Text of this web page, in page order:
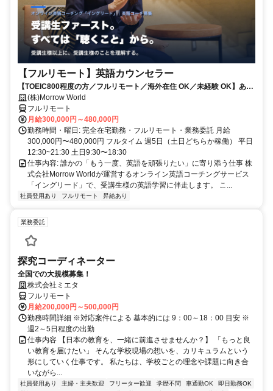
【フルリモート】英語カウンセラー
【TOEIC800程度の方／フルリモート／海外在住 OK／未経験 OK】あな
たが英語学習で経験した失敗も成功も。すべてが、受講生の人生を変え
るお仕事です。
(株)Morrow World
フルリモート
月給300,000円～480,000円
勤務時間・曜日: 完全在宅勤務・フルリモート・業務委託 月給
300,000円〜480,000円 フルタイム 週5日（土日どちらか稼働） 平日
12:30~21:30 土日9:30〜18:30
仕事内容: 誰かの「もう一度、英語を頑張りたい」に寄り添う仕事 株
式会社Morrow Worldが運営するオンライン英語コーチングサービス
「イングリード」で、受講生様の英語学習に伴走します。 こ...
社員登用あり フルリモート 昇給あり
業務委託
探究コーディネーター
全国での大規模募集！
株式会社ミエタ
フルリモート
月給200,000円～500,000円
勤務時間詳細 ※対応案件による 基本的には 9：00～18：00 目安 ※
週2～5日程度の出勤
仕事内容 【日本の教育を、一緒に前進させませんか？】 「もっと良
い教育を届けたい」 そんな学校現場の想いを、カリキュラムという
形にしていく仕事です。 私たちは、学校ごとの理念や課題に向き合
いながら...
社員登用あり 主婦・主夫歓迎 フリーター歓迎 学歴不問 車通勤OK
即日勤務OK